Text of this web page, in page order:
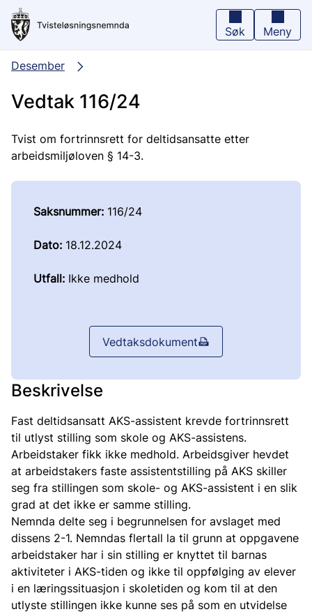
Hopp
hovedinnhold
Søk Meny
Desember
Vedtak 116/24
Tvist om fortrinnsrett for deltidsansatte etter
arbeidsmiljøloven § 14-3.
Saksnummer: 116/24
Dato: 18.12.2024
Utfall: Ikke medhold
Vedtaksdokument
Beskrivelse
Fast deltidsansatt AKS-assistent krevde fortrinnsrett
til utlyst stilling som skole og AKS-assistens.
Arbeidstaker fikk ikke medhold. Arbeidsgiver hevdet
at arbeidstakers faste assistentstilling på AKS skiller
seg fra stillingen som skole- og AKS-assistent i en slik
grad at det ikke er samme stilling.
Nemnda delte seg i begrunnelsen for avslaget med
dissens 2-1. Nemndas flertall la til grunn at oppgavene
arbeidstaker har i sin stilling er knyttet til barnas
aktiviteter i AKS-tiden og ikke til oppfølging av elever
i en læringssituasjon i skoletiden og kom til at den
utlyste stillingen ikke kunne ses på som en utvidelse